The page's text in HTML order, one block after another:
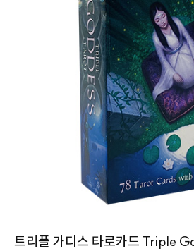
트리플 가디스 타로카드 Triple